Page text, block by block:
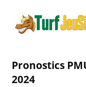
Pronostics
2024